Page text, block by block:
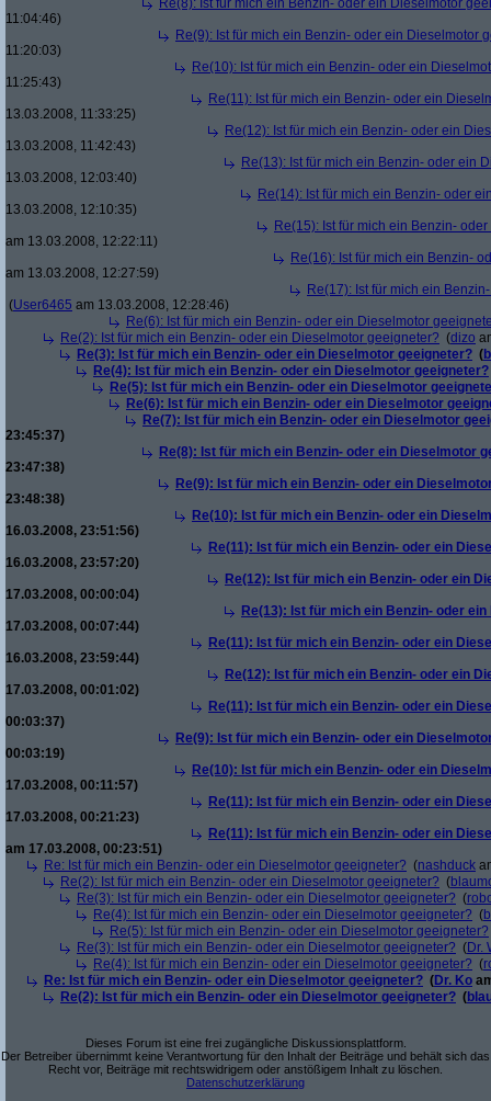
Re(8): Ist für mich ein Benzin- oder ein Dieselmotor
11:04:46)
Re(9): Ist für mich ein Benzin- oder ein Dieselmotor
11:20:03)
Re(10): Ist für mich ein Benzin- oder ein
11:25:43)
Re(11): Ist für mich ein Benzin- oder ein
13.03.2008, 11:33:25)
Re(12): Ist für mich ein Benzin- oder ein
13.03.2008, 11:42:43)
Re(13): Ist für mich ein Benzin- oder ein
13.03.2008, 12:03:40)
Re(14): Ist für mich ein Benzin- oder
13.03.2008, 12:10:35)
Re(15): Ist für mich ein Benzin-
am 13.03.2008, 12:22:11)
Re(16): Ist für mich ein Benzin-
am 13.03.2008, 12:27:59)
Re(17): Ist für mich ein
(User6465 am 13.03.2008, 12:28:46)
Re(6): Ist für mich ein Benzin- oder ein Dieselmotor
Re(2): Ist für mich ein Benzin- oder ein Dieselmotor geeigneter? (dizo
Re(3): Ist für mich ein Benzin- oder ein Dieselmotor geeigneter? (
Re(4): Ist für mich ein Benzin- oder ein Dieselmotor geeigneter?
Re(5): Ist für mich ein Benzin- oder ein Dieselmotor
Re(6): Ist für mich ein Benzin- oder ein Dieselmotor
Re(7): Ist für mich ein Benzin- oder ein Dieselmotor
23:45:37)
Re(8): Ist für mich ein Benzin- oder ein Dieselmotor
23:47:38)
Re(9): Ist für mich ein Benzin- oder ein
23:48:38)
Re(10): Ist für mich ein Benzin- oder ein
16.03.2008, 23:51:56)
Re(11): Ist für mich ein Benzin- oder ein
16.03.2008, 23:57:20)
Re(12): Ist für mich ein Benzin- oder ein
17.03.2008, 00:00:04)
Re(13): Ist für mich ein Benzin- oder
17.03.2008, 00:07:44)
Re(11): Ist für mich ein Benzin- oder ein
16.03.2008, 23:59:44)
Re(12): Ist für mich ein Benzin- oder ein
17.03.2008, 00:01:02)
Re(11): Ist für mich ein Benzin- oder ein
00:03:37)
Re(9): Ist für mich ein Benzin- oder ein
00:03:19)
Re(10): Ist für mich ein Benzin- oder ein
17.03.2008, 00:11:57)
Re(11): Ist für mich ein Benzin- oder ein
17.03.2008, 00:21:23)
Re(11): Ist für mich ein Benzin- oder ein
am 17.03.2008, 00:23:51)
Re: Ist für mich ein Benzin- oder ein Dieselmotor geeigneter? (nashduck
Re(2): Ist für mich ein Benzin- oder ein Dieselmotor geeigneter? (
Re(3): Ist für mich ein Benzin- oder ein Dieselmotor geeigneter? (
Re(4): Ist für mich ein Benzin- oder ein Dieselmotor geeigneter? (
Re(5): Ist für mich ein Benzin- oder ein Dieselmotor geeigneter?
Re(3): Ist für mich ein Benzin- oder ein Dieselmotor geeigneter? (Dr.
Re(4): Ist für mich ein Benzin- oder ein Dieselmotor geeigneter? (
Re: Ist für mich ein Benzin- oder ein Dieselmotor geeigneter? (Dr. Ko
Re(2): Ist für mich ein Benzin- oder ein Dieselmotor geeigneter? (
Dieses Forum ist eine frei zugängliche Diskussionsplattform.
Der Betreiber übernimmt keine Verantwortung für den Inhalt der Beiträge und behält sich das
Recht vor, Beiträge mit rechtswidrigem oder anstößigem Inhalt zu löschen.
Datenschutzerklärung